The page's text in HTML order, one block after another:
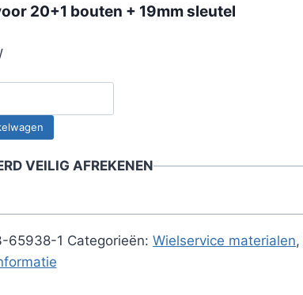
20+1 bouten + 19mm sleutel
VEILIG AFREKENEN
65938-1 Categorieën: Wielservice materialen,